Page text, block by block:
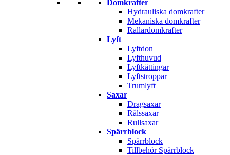
Domkrafter
Hydrauliska domkrafter
Mekaniska domkrafter
Rallardomkrafter
Lyft
Lyftdon
Lyfthuvud
Lyftkättingar
Lyftstroppar
Trumlyft
Saxar
Dragsaxar
Rälssaxar
Rullsaxar
Spärrblock
Spärrblock
Tillbehör Spärrblock